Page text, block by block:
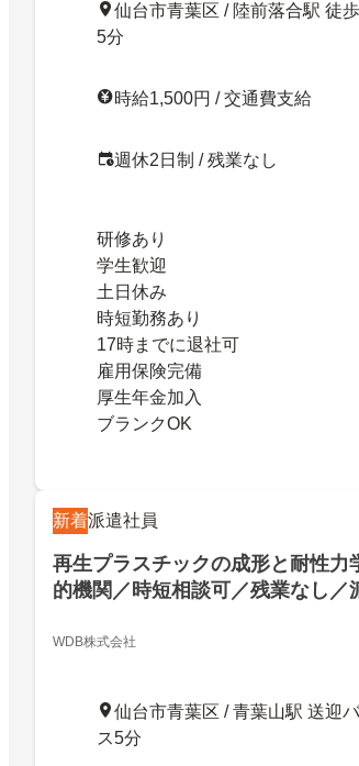
仙台市青葉区 / 陸前落合駅 徒歩
5分
時給1,500円 / 交通費支給
週休2日制 / 残業なし
研修あり
学生歓迎
土日休み
時短勤務あり
17時までに退社可
雇用保険完備
厚生年金加入
ブランクOK
新着派遣社員
再生プラスチックの成形と耐性力
的機関／時短相談可／残業なし／
WDB株式会社
仙台市青葉区 / 青葉山駅 送迎バ
ス5分